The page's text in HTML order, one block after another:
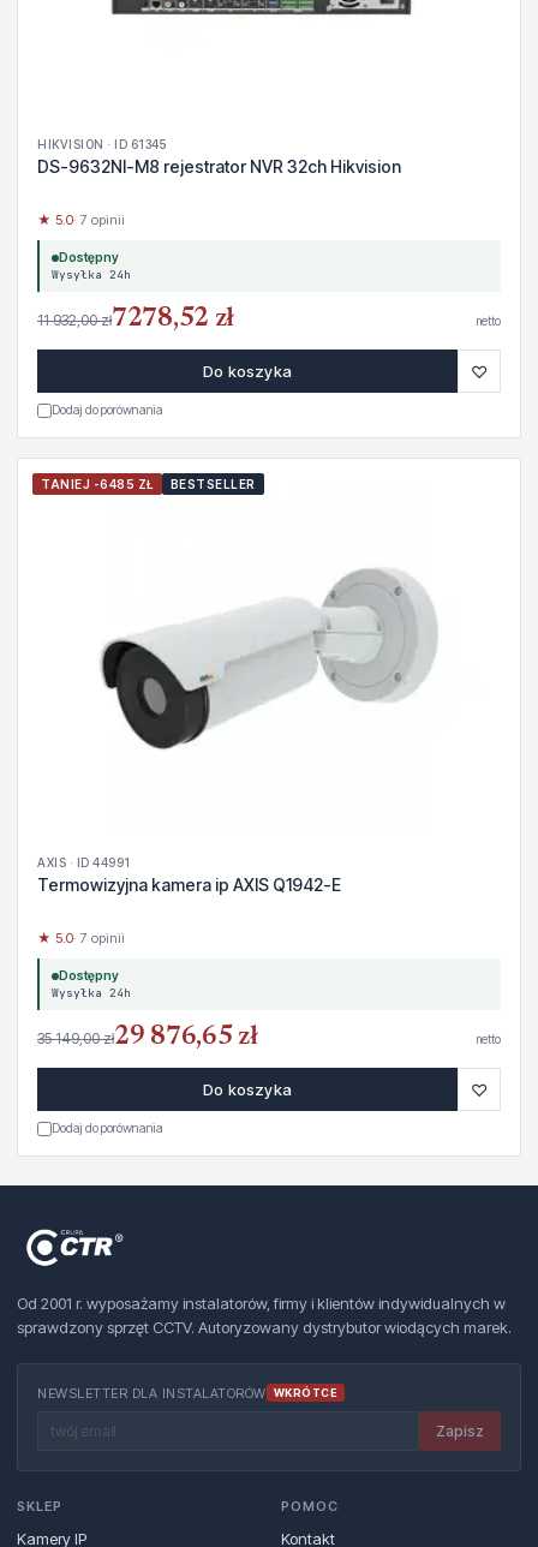
HIKVISION · ID 61345
DS-9632NI-M8 rejestrator NVR 32ch Hikvision
★ 5.0· 7 opinii
Dostępny
Wysyłka 24h
11 932,00 zł7278,52 zł netto
Do koszyka ♡
Dodaj do porównania
TANIEJ -6485 ZŁ BESTSELLER
AXIS · ID 44991
Termowizyjna kamera ip AXIS Q1942-E
★ 5.0· 7 opinii
Dostępny
Wysyłka 24h
35 149,00 zł29 876,65 zł netto
Do koszyka ♡
Dodaj do porównania
Od 2001 r. wyposażamy instalatorów, firmy i klientów indywidualnych w
sprawdzony sprzęt CCTV. Autoryzowany dystrybutor wiodących marek.
NEWSLETTER DLA INSTALATORÓW WKRÓTCE
Zapisz
SKLEP
Kamery IP
POMOC
Kontakt